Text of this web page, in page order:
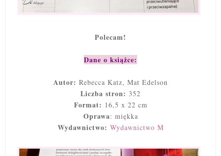
Polecam!
Dane o książce:
Autor: Rebecca Katz, Mat Edelson
Liczba stron: 352
Format: 16,5 x 22 cm
Oprawa: miękka
Wydawnictwo: Wydawnictwo M